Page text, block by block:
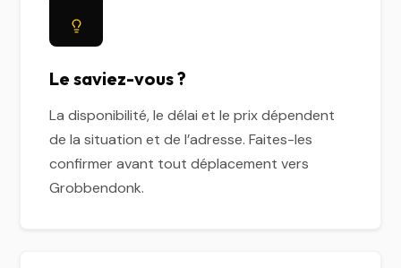
Le saviez-vous ?
La disponibilité, le délai et le prix dépendent
de la situation et de l’adresse. Faites-les
confirmer avant tout déplacement vers
Grobbendonk.